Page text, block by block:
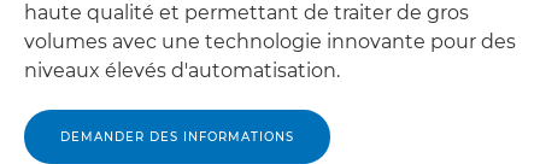
haute qualité et permettant de traiter de gros
volumes avec une technologie innovante pour des
niveaux élevés d'automatisation.
DEMANDER DES INFORMATIONS